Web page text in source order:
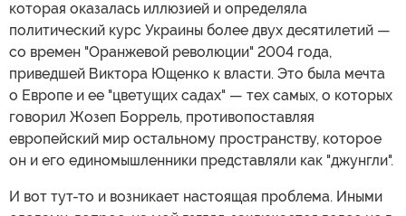
которая оказалась иллюзией и определяла
политический курс Украины более двух десятилетий —
со времен "Оранжевой революции" 2004 года,
приведшей Виктора Ющенко к власти. Это была мечта
о Европе и ее "цветущих садах" — тех самых, о которых
говорил Жозеп Боррель, противопоставляя
европейский мир остальному пространству, которое
он и его единомышленники представляли как "джунгли".
И вот тут-то и возникает настоящая проблема. Иными